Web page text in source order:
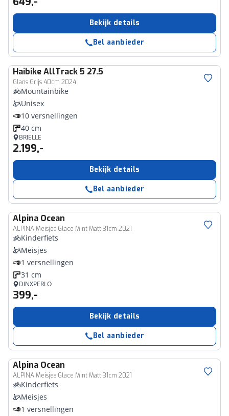
Bekijk details
Bel aanbieder
HaibikeAllTrack 5 27.5
Glans Grijs 40cm 2024
Mountainbike
Unisex
10 versnellingen
40 cm
BRIELLE
2.199,-
Bekijk details
Bel aanbieder
Alpina Ocean
ALPINA Meisjes Glace Mint Matt 31cm 2021
Kinderfiets
Meisjes
1 versnellingen
31 cm
DINXPERLO
399,-
Bekijk details
Bel aanbieder
Alpina Ocean
ALPINA Meisjes Glace Mint Matt 31cm 2021
Kinderfiets
Meisjes
1 versnellingen